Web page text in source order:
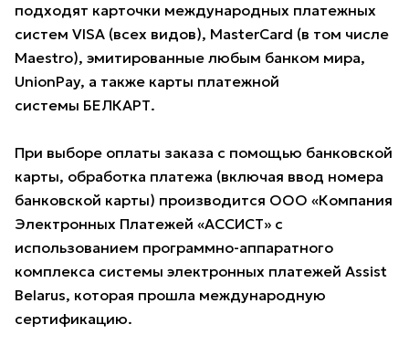
подходят карточки международных платежных
систем VISA (всех видов), MasterCard (в том числе
Maestro), эмитированные любым банком мира,
UnionPay, а также карты платежной
системы БЕЛКАРТ.
При выборе оплаты заказа с помощью банковской
карты, обработка платежа (включая ввод номера
банковской карты) производится ООО «Компания
Электронных Платежей «АССИСТ» с
использованием программно-аппаратного
комплекса системы электронных платежей Assist
Belarus, которая прошла международную
сертификацию.